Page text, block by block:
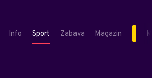
Info Sport Zabava Magazin